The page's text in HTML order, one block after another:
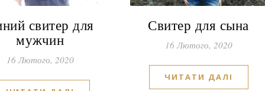
свитер для
мужчин
16 Лютого, 2020
Свитер для сына
16 Лютого, 2020
ЧИТАТИ ДАЛІ